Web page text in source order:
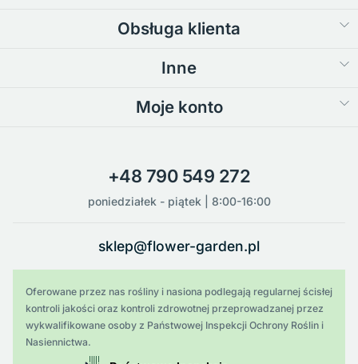
Obsługa klienta
Inne
Moje konto
+48 790 549 272
poniedziałek - piątek | 8:00-16:00
sklep@flower-garden.pl
Oferowane przez nas rośliny i nasiona podlegają regularnej ścisłej
kontroli jakości oraz kontroli zdrowotnej przeprowadzanej przez
wykwalifikowane osoby z Państwowej Inspekcji Ochrony Roślin i
Nasiennictwa.